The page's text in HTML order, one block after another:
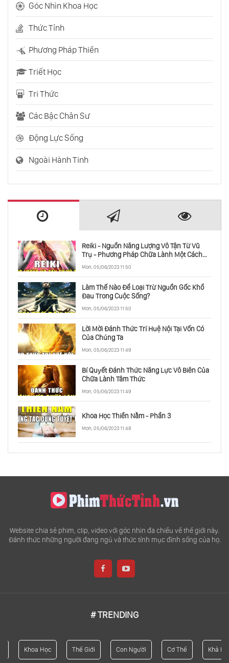
Góc Nhìn Khoa Học
Thức Tỉnh
Phương Pháp Thiền
Triết Học
Tri Thức
Các Bậc Chân Sư
Động Lực Sống
Ngoài Hành Tinh
Reiki - Nguồn Năng Lượng Vô Tận Từ Vũ
Trụ - Phương Pháp Chữa Lành Một Cách
Mon, 05/06/2023 11:50
Làm Thế Nào Để Loại Trừ Nguồn Gốc Khổ
Đau Trong Cuộc Sống?
Mon, 05/06/2023 11:50
Lời Mời Đánh Thức Trí Huệ Nội Tại Vốn Có
Của Chúng Ta
Mon, 05/06/2023 11:49
Bí Quyết Đánh Thức Năng Lực Vô Biên Của
Chữa Lành Tâm Thức
Mon, 05/06/2023 11:49
Khoa Học Thiền Nằm - Phần 3
Mon, 05/06/2023 11:48
Website chia sẻ phim, clip, video với góc nhìn đa chiều về thế giới này.
Đánh thức những người đang ngủ và thức tỉnh mục đính sống của họ.
# TRENDING
Khoa Học Thế Giới Con Người Cơ Thể Khả Năng